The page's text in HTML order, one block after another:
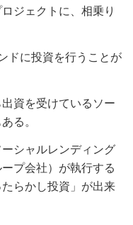
ジェクトに、相乗り
ドに投資を行うことが
資を受けているソー
る。
シャルレンディング
プ会社）が執行する
らかし投資」が出来